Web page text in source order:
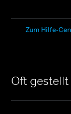
Zum Hilfe-
Oft